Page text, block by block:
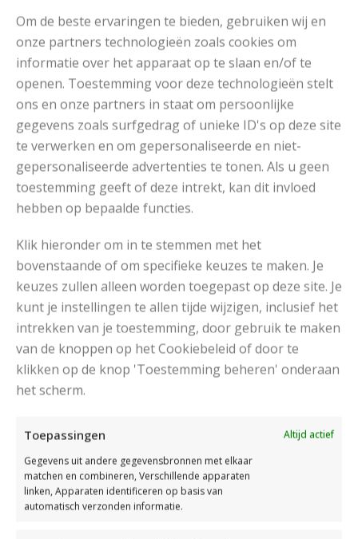
Om de beste ervaringen te bieden, gebruiken wij en
onze partners technologieën zoals cookies om
informatie over het apparaat op te slaan en/of te
openen. Toestemming voor deze technologieën stelt
ons en onze partners in staat om persoonlijke
gegevens zoals surfgedrag of unieke ID's op deze site
te verwerken en om gepersonaliseerde en niet-
gepersonaliseerde advertenties te tonen. Als u geen
toestemming geeft of deze intrekt, kan dit invloed
hebben op bepaalde functies.
Klik hieronder om in te stemmen met het
bovenstaande of om specifieke keuzes te maken. Je
keuzes zullen alleen worden toegepast op deze site. Je
kunt je instellingen te allen tijde wijzigen, inclusief het
intrekken van je toestemming, door gebruik te maken
van de knoppen op het Cookiebeleid of door te
klikken op de knop 'Toestemming beheren' onderaan
het scherm.
Toepassingen
Altijd actief
Gegevens uit andere gegevensbronnen met elkaar
matchen en combineren, Verschillende apparaten
linken, Apparaten identificeren op basis van
automatisch verzonden informatie.
Read More